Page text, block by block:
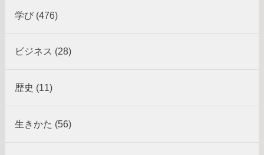
学び (476)
ビジネス (28)
歴史 (11)
生きかた (56)